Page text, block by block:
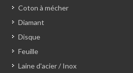
Coton à mécher
Diamant
Disque
Feuille
Laine d'acier / Inox